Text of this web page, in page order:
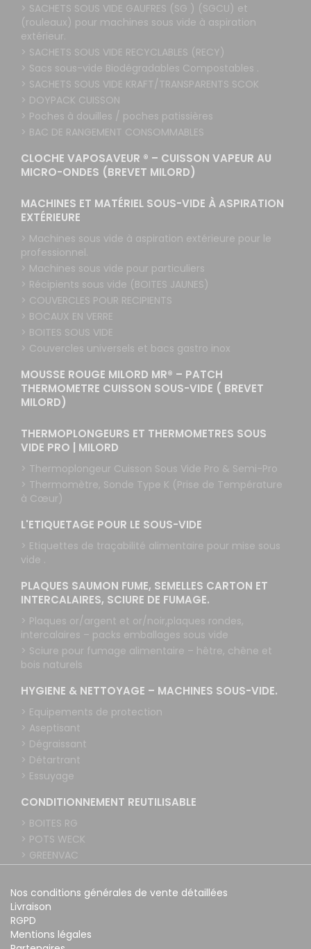
> SACHETS SOUS VIDE GAUFRES (SG ) (SGCU) et
(rouleaux) pour machines sous vide à aspiration
extérieur.
> SACHETS SOUS VIDE RECYCLABLES (RECY)
> Sacs sous-vide Biodégradables Compostables .
> SACHETS SOUS VIDE KRAFT/TRANSPARENTS SCOK
> DOYPACK CUISSON
> Poches à douilles / poches patissières
> BAC DE RANGEMENT CONSOMMABLES
CLOCHE VAPOSAVEUR ® – CUISSON VAPEUR AU
MICRO-ONDES (BREVET MILORD)
MACHINES ET MATÉRIEL SOUS-VIDE À ASPIRATION
EXTÉRIEURE
> Machines sous vide à aspiration extérieure pour le
professionnel.
> Machines sous vide pour particuliers
> Récipients sous vide (BOITES JAUNES)
> COUVERCLES POUR RECIPIENTS
> BOCAUX EN VERRE
> BOITES SOUS VIDE
> Couvercles universels et bacs gastro inox
MOUSSE ROUGE MILORD MR® – PATCH
THERMOMETRE CUISSON SOUS-VIDE ( BREVET
MILORD)
THERMOPLONGEURS ET THERMOMETRES SOUS
VIDE PRO | MILORD
> Thermoplongeur Cuisson Sous Vide Pro & Semi-Pro
> Thermomètre, Sonde Type K (Prise de Température
à Cœur)
L'ETIQUETAGE POUR LE SOUS-VIDE
> Etiquettes de traçabilité alimentaire pour mise sous
vide .
PLAQUES SAUMON FUME, SEMELLES CARTON ET
INTERCALAIRES, SCIURE DE FUMAGE.
> Plaques or/argent et or/noir,plaques rondes,
intercalaires – packs emballages sous vide
> Sciure pour fumage alimentaire – hêtre, chêne et
bois naturels
HYGIENE & NETTOYAGE – MACHINES SOUS-VIDE.
> Equipements de protection
> Aseptisant
> Dégraissant
> Détartrant
> Essuyage
CONDITIONNEMENT REUTILISABLE
> BOITES RG
> POTS WECK
> GREENVAC
Nos conditions générales de vente détaillées
Livraison
RGPD
Mentions légales